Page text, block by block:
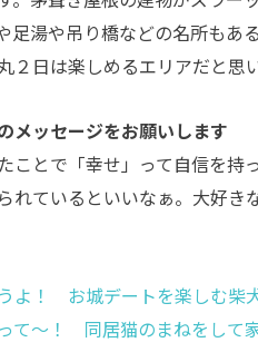
足湯や吊り橋などの名所も
２日は楽しめるエリアだと思
メッセージをお願いします
ことで「幸せ」って自信を持
れているといいなぁ。大好き
よ！ お城デートを楽しむ柴
て～！ 同居猫のまねをして